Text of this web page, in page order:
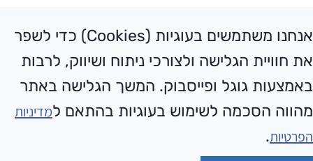
אנחנו משתמשים בעוגיות (Cookies) כדי לשפר
את חוויית הגלישה ולצורכי ניתוח ושיווק, לרבות
באמצעות גוגל ופייסבוק. המשך הגלישה באתר
מהווה הסכמה לשימוש בעוגיות בהתאם למדיניות
הפרטיות.